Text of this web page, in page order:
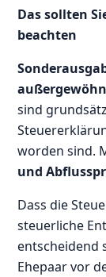
Das sollten
beachten
sind
worden sind.
und
Dass die
steuerliche
entscheidend
Ehepaar vor